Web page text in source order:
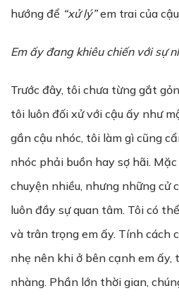
hướng để “xử lý”em trai của
Em ấy đang khiêu chiến với sự
Trước đây, tôi chưa từng gắt
tôi luôn đối xử với cậu ấy như
gần cậu nhóc, tôi làm gì cũng
nhóc phải buồn hay sợ hãi.
chuyện nhiều, nhưng những cử
luôn đầy sự quan tâm. Tôi có
và trân trọng em ấy. Tính cách
nhẹ nên khi ở bên cạnh em
nhàng. Phần lớn thời gian,